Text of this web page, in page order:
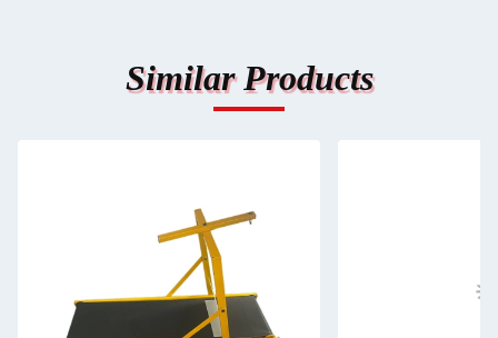
Similar Products